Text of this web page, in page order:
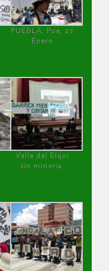
PUEBLA, Pue, 27
Enero
Valle del Elqui
sin minería.